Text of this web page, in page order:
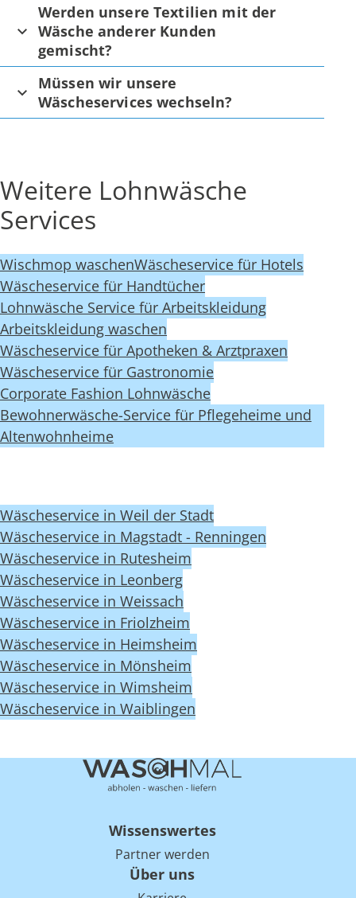
Werden unsere Textilien mit der
Wäsche anderer Kunden
gemischt?
Müssen wir unsere
Wäscheservices wechseln?
Weitere Lohnwäsche
Services
Wischmop waschenWäscheservice für Hotels
Wäscheservice für Handtücher
Lohnwäsche Service für Arbeitskleidung
Arbeitskleidung waschen
Wäscheservice für Apotheken & Arztpraxen
Wäscheservice für Gastronomie
Corporate Fashion Lohnwäsche
Bewohnerwäsche-Service für Pflegeheime und
Altenwohnheime
Wäscheservice in Weil der Stadt
Wäscheservice in Magstadt - Renningen
Wäscheservice in Rutesheim
Wäscheservice in Leonberg
Wäscheservice in Weissach
Wäscheservice in Friolzheim
Wäscheservice in Heimsheim
Wäscheservice in Mönsheim
Wäscheservice in Wimsheim
Wäscheservice in Waiblingen
Wissenswertes
Partner werden
Über uns